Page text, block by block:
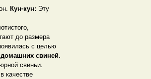
Кун-кун: Эту
до размера
с целью
домашних свиней.
свиньи.
качестве